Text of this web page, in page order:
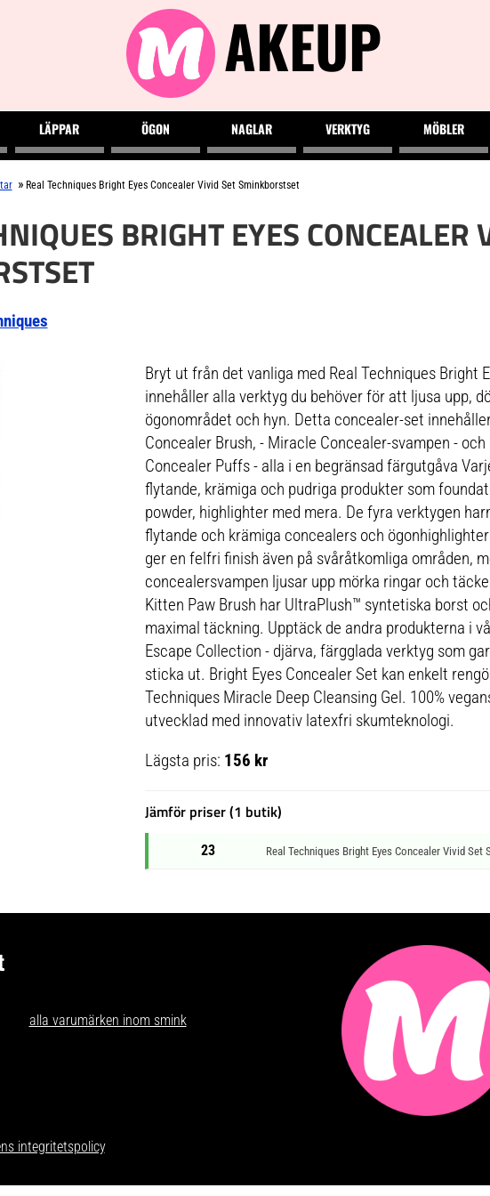
AKEUP
LÄPPAR ÖGON NAGLAR VERKTYG MÖBLER
» Real Techniques Bright Eyes Concealer Vivid Set Sminkborstset
BRIGHT EYES CONCEALER
Bryt ut från det vanliga med Real Techniques Bright
innehåller alla verktyg du behöver för att ljusa upp,
ögonområdet och hyn. Detta concealer-set
Concealer Brush, - Miracle Concealer-svampen -
Concealer Puffs - alla i en begränsad färgutgåva
flytande, krämiga och pudriga produkter som
powder, highlighter med mera. De fyra verktygen
flytande och krämiga concealers och
ger en felfri finish även på svåråtkomliga områden,
concealersvampen ljusar upp mörka ringar och
Kitten Paw Brush har UltraPlush™ syntetiska borst
maximal täckning. Upptäck de andra produkterna i
Escape Collection - djärva, färgglada verktyg som
sticka ut. Bright Eyes Concealer Set kan enkelt
Techniques Miracle Deep Cleansing Gel. 100%
utvecklad med innovativ latexfri skumteknologi.
Lägsta pris: 156 kr
Jämför priser (1 butik)
23 Real Techniques Bright Eyes Concealer Vivid Set
alla varumärken inom sminksom går
integritetspolicy.